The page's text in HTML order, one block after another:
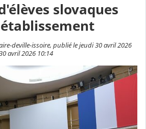
slovaques
deville-issoire, publié le jeudi 30 avril 2026
avril 2026 10:14